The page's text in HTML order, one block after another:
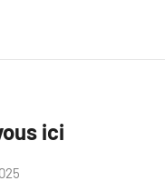
ici